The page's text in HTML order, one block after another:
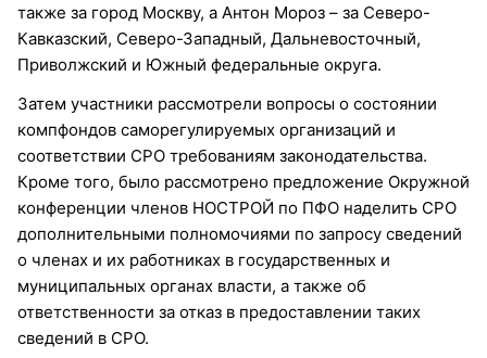
также за город Москву, а Антон Мороз – за Северо-
Кавказский, Северо-Западный, Дальневосточный,
Приволжский и Южный федеральные округа.
Затем участники рассмотрели вопросы о состоянии
компфондов саморегулируемых организаций и
соответствии СРО требованиям законодательства.
Кроме того, было рассмотрено предложение Окружной
конференции членов НОСТРОЙ по ПФО наделить СРО
дополнительными полномочиями по запросу сведений
о членах и их работниках в государственных и
муниципальных органах власти, а также об
ответственности за отказ в предоставлении таких
сведений в СРО.